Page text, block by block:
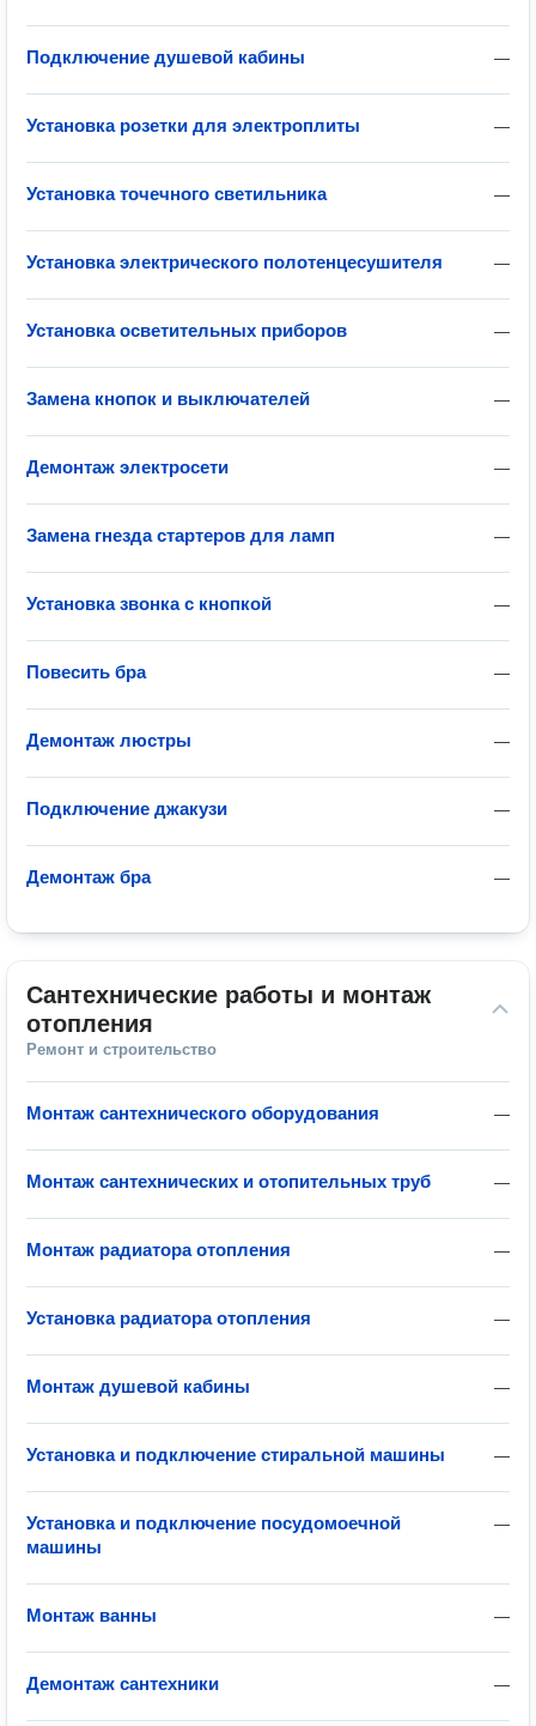
—
Подключение душевой кабины
—
Установка розетки для электроплиты
—
Установка точечного светильника
—
Установка электрического полотенцесушителя
—
Установка осветительных приборов
—
Замена кнопок и выключателей
—
Демонтаж электросети
—
Замена гнезда стартеров для ламп
—
Установка звонка с кнопкой
—
Повесить бра
—
Демонтаж люстры
—
Подключение джакузи
—
Демонтаж бра
Сантехнические работы и монтаж
отопления
Ремонт и строительство
—
Монтаж сантехнического оборудования
—
Монтаж сантехнических и отопительных труб
—
Монтаж радиатора отопления
—
Установка радиатора отопления
—
Монтаж душевой кабины
—
Установка и подключение стиральной машины
—
Установка и подключение посудомоечной
машины
—
Монтаж ванны
—
Демонтаж сантехники